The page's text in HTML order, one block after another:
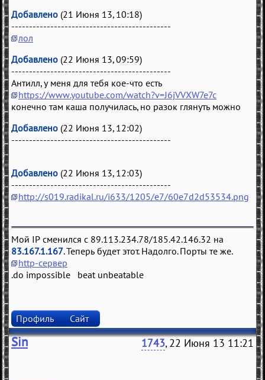
Добавлено (21 Июня 13, 10:18)
---------------------------------------------
лол
Добавлено (22 Июня 13, 09:59)
---------------------------------------------
Антилл, у меня для тебя кое-что есть
https://www.youtube.com/watch?v=J6jVVXW7e7c
конечно там каша получилась, но разок глянуть можно
Добавлено (22 Июня 13, 12:02)
---------------------------------------------
Добавлено (22 Июня 13, 12:03)
---------------------------------------------
http://s019.radikal.ru/i633/1205/e7/60e7d2d53534.png
Мой IP сменился с 89.113.234.78/185.42.146.32 на
83.167.1.167. Теперь будет этот. Надолго. Порты те же.
http-сервер
.do impossible beat unbeatable
Профиль Сайт
Sin 1743, 22 Июня 13 11:21